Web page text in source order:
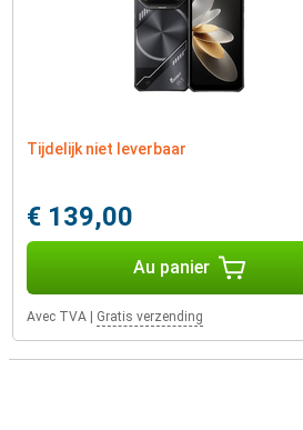
Tijdelijk niet leverbaar
€ 139,00
Au panier
Avec TVA | Gratis verzending